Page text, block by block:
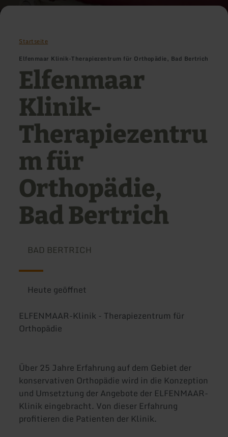
Startseite
Elfenmaar Klinik-Therapiezentrum für Orthopädie, Bad Bertrich
Elfenmaar
Klinik-
Therapiezentru
m für
Orthopädie,
Bad Bertrich
BAD BERTRICH
Heute geöffnet
ELFENMAAR-Klinik - Therapiezentrum für
Orthopädie
Über 25 Jahre Erfahrung auf dem Gebiet der
konservativen Orthopädie wird in die Konzeption
und Umsetztung der Angebote der ELFENMAAR-
Klinik eingebracht. Von dieser Erfahrung
profitieren die Patienten der Klinik.